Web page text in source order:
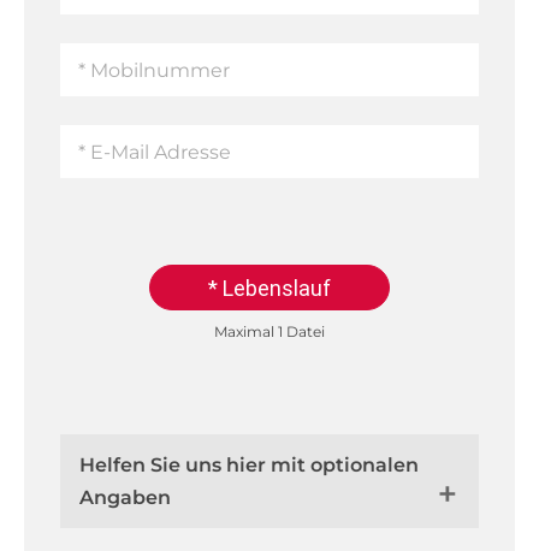
* Lebenslauf
Maximal 1 Datei
Helfen Sie uns hier mit optionalen
Angaben